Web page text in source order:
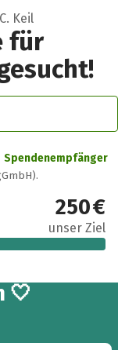
Keil
für
Spendenempfänger
250 €
unser Ziel
🤍